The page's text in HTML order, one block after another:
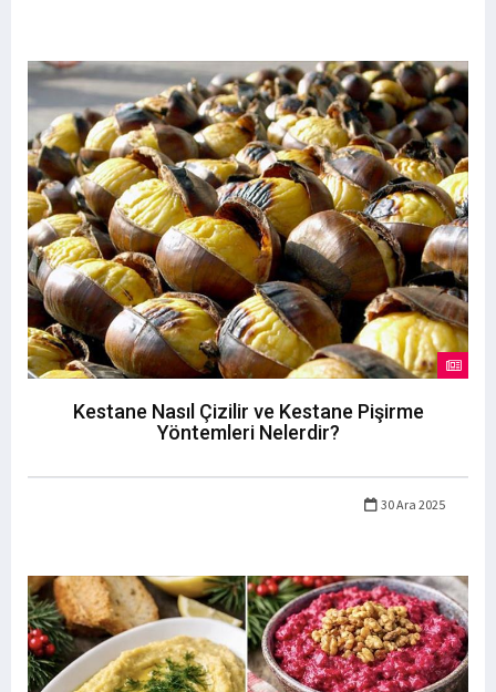
Kestane Nasıl Çizilir ve Kestane Pişirme
Yöntemleri Nelerdir?
30 Ara 2025